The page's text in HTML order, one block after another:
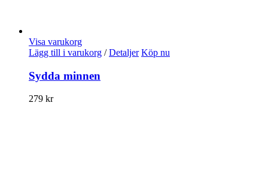
Visa varukorg
Lägg till i varukorg / Detaljer Köp nu
Sydda minnen
279 kr